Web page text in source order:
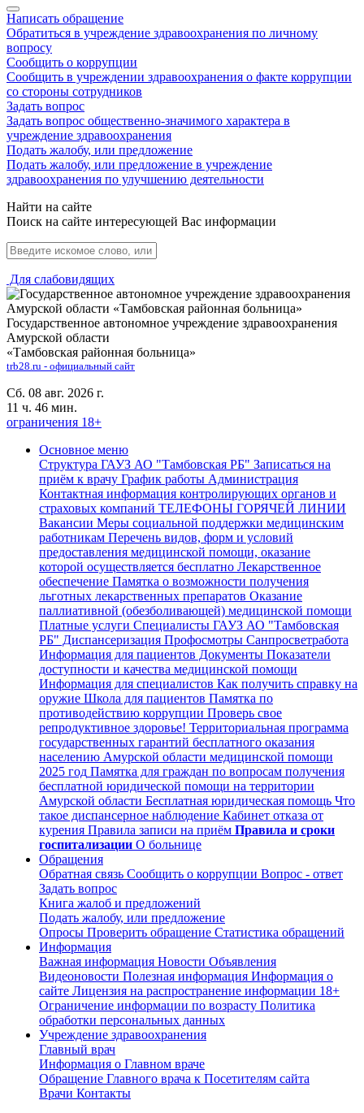
Написать обращение
Обратиться в учреждение здравоохранения по личному
вопросу
Сообщить о коррупции
Сообщить в учреждении здравоохранения о факте коррупции
со стороны сотрудников
Задать вопрос
Задать вопрос общественно-значимого характера в
учреждение здравоохранения
Подать жалобу, или предложение
Подать жалобу, или предложение в учреждение
здравоохранения по улучшению деятельности
Найти на сайте
Поиск на сайте интересующей Вас информации
Для слабовидящих
Государственное автономное учреждение здравоохранения
Амурской области
«Тамбовская районная больница»
trb28.ru - официальный сайт
Сб. 08 авг. 2026 г.
11 ч. 46 мин.
ограничения 18+
Основное меню
Структура ГАУЗ АО "Тамбовская РБ" Записаться на
приём к врачу График работы Администрация
Контактная информация контролирующих органов и
страховых компаний ТЕЛЕФОНЫ ГОРЯЧЕЙ ЛИНИИ
Вакансии Меры социальной поддержки медицинским
работникам Перечень видов, форм и условий
предоставления медицинской помощи, оказание
которой осуществляется бесплатно Лекарственное
обеспечение Памятка о возможности получения
льготных лекарственных препаратов Оказание
паллиативной (обезболивающей) медицинской помощи
Платные услуги Специалисты ГАУЗ АО "Тамбовская
РБ" Диспансеризация Профосмотры Санпросветработа
Информация для пациентов Документы Показатели
доступности и качества медицинской помощи
Информация для специалистов Как получить справку на
оружие Школа для пациентов Памятка по
противодействию коррупции Проверь свое
репродуктивное здоровье! Территориальная программа
государственных гарантий бесплатного оказания
населению Амурской области медицинской помощи
2025 год Памятка для граждан по вопросам получения
бесплатной юридической помощи на территории
Амурской области Бесплатная юридическая помощь Что
такое диспансерное наблюдение Кабинет отказа от
курения Правила записи на приём Правила и сроки
госпитализации О больнице
Обращения
Обратная связь Сообщить о коррупции Вопрос - ответ
Задать вопрос
Книга жалоб и предложений
Подать жалобу, или предложение
Опросы Проверить обращение Статистика обращений
Информация
Важная информация Новости Объявления
Видеоновости Полезная информация Информация о
сайте Лицензия на распространение информации 18+
Ограничение информации по возрасту Политика
обработки персональных данных
Учреждение здравоохранения
Главный врач
Информация о Главном враче
Обращение Главного врача к Посетителям сайта
Врачи Контакты